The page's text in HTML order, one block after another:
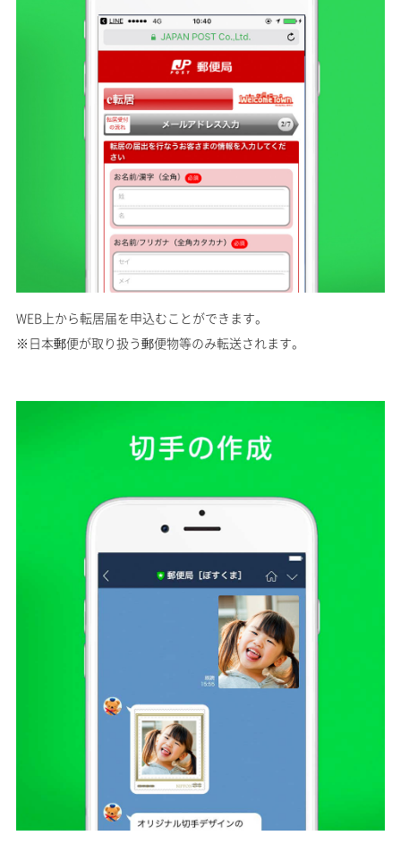
WEB上から転居届を申込むことができます。
※日本郵便が取り扱う郵便物等のみ転送されます。